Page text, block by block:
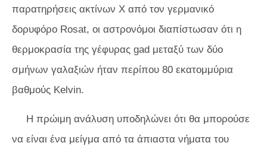
παρατηρήσεις ακτίνων Χ από τον γερμανικό
δορυφόρο Rosat, οι αστρονόμοι διαπίστωσαν ότι η
θερμοκρασία της γέφυρας gad μεταξύ των δύο
σμήνων γαλαξιών ήταν περίπου 80 εκατομμύρια
βαθμούς Kelvin.
Η πρώιμη ανάλυση υποδηλώνει ότι θα μπορούσε
να είναι ένα μείγμα από τα άπιαστα νήματα του